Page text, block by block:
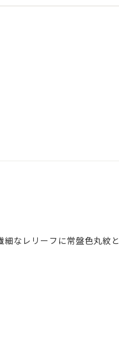
なレリーフに常盤色丸紋と